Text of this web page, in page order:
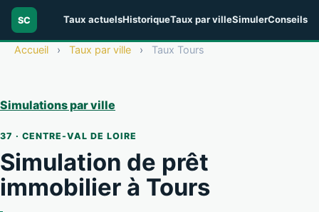
SC Taux actuelsHistoriqueTaux par villeSimulerConseils
Accueil › Taux par ville › Taux Tours
Simulations par ville
37 · CENTRE-VAL DE LOIRE
Simulation de prêt
immobilier à Tours